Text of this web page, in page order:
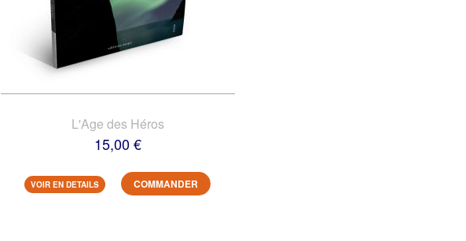
L'Age des Héros
15,00 €
VOIR EN DETAILS COMMANDER